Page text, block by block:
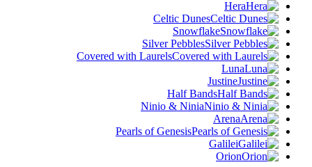
Hera
Celtic Dunes
Snowflake
Silver Pebbles
Covered with Laurels
Luna
Justine
Half Bands
Ninio & Ninia
Arena
Pearls of Genesis
Galilei
Orion